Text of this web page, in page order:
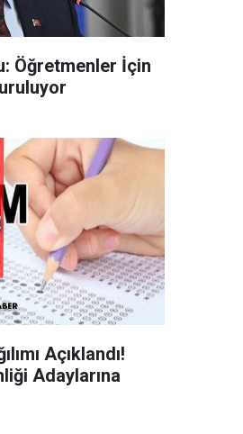
Öğretmenler İçin
Açıklandı!
Adaylarına